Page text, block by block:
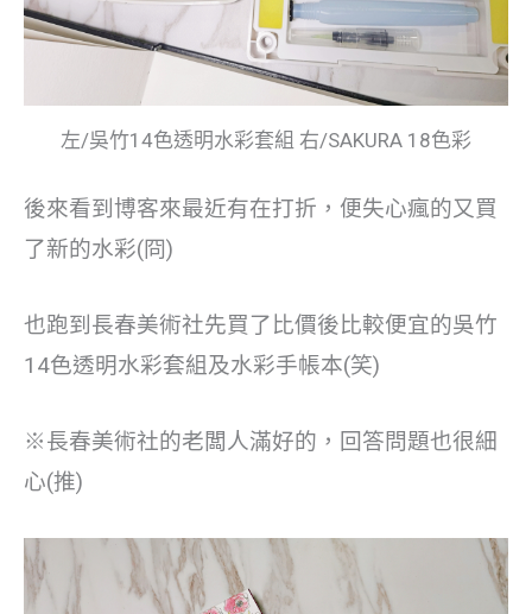
左/吳竹14色透明水彩套組 右/SAKURA 18色彩
後來看到博客來最近有在打折，便失心瘋的又買
了新的水彩(冏)
也跑到長春美術社先買了比價後比較便宜的吳竹
14色透明水彩套組及水彩手帳本(笑)
※長春美術社的老闆人滿好的，回答問題也很細
心(推)